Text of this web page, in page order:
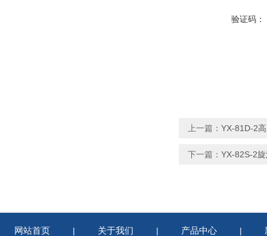
验证码：
上一篇： YX-81D-2
下一篇： YX-82S-2
网站首页 | 关于我们 | 产品中心 |